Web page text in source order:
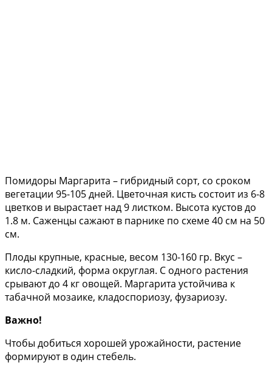
Помидоры Маргарита – гибридный сорт, со сроком
вегетации 95-105 дней. Цветочная кисть состоит из 6-8
цветков и вырастает над 9 листком. Высота кустов до
1.8 м. Саженцы сажают в парнике по схеме 40 см на 50
см.
Плоды крупные, красные, весом 130-160 гр. Вкус –
кисло-сладкий, форма округлая. С одного растения
срывают до 4 кг овощей. Маргарита устойчива к
табачной мозаике, кладоспориозу, фузариозу.
Важно!
Чтобы добиться хорошей урожайности, растение
формируют в один стебель.